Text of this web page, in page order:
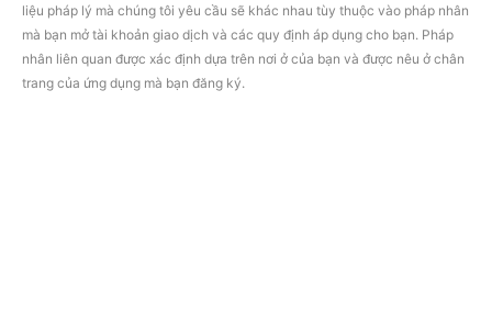
liệu pháp lý mà chúng tôi yêu cầu sẽ khác nhau tùy thuộc vào pháp nhân
mà bạn mở tài khoản giao dịch và các quy định áp dụng cho bạn. Pháp
nhân liên quan được xác định dựa trên nơi ở của bạn và được nêu ở chân
trang của ứng dụng mà bạn đăng ký.